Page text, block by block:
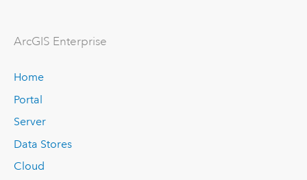
ArcGIS Enterprise
Home
Portal
Server
Data Stores
Cloud